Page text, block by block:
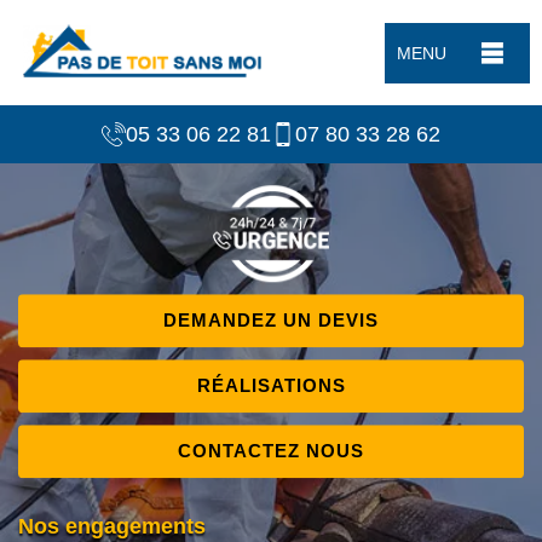
MENU
05 33 06 22 81 07 80 33 28 62
DEMANDEZ UN DEVIS
RÉALISATIONS
CONTACTEZ NOUS
Nos engagements